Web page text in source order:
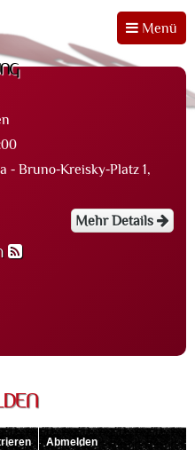
Menü
- Bruno-Kreisky-Platz 1,
Mehr Details
Abmelden